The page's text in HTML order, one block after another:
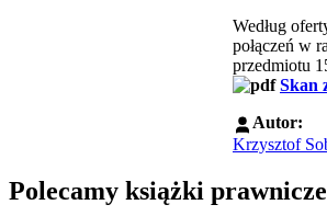
Według
połączeń w
przedmiotu
Skan
Autor:
Krzysztof
Polecamy książki prawnicze